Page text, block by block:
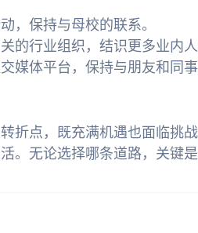
，保持与母校的联系。
的行业组织，结识更多业内人
媒体平台，保持与朋友和同事
折点，既充满机遇也面临挑
。无论选择哪条道路，关键